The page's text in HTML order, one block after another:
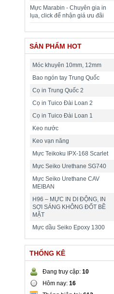
Mực Marabin - Chuyên gia in
lụa, click để nhận giá ưu đãi
SẢN PHẨM HOT
Móc khuyên 10mm, 12mm
Bao ngón tay Trung Quốc
Cọ in Trung Quốc 2
Cọ in Tuico Đài Loan 2
Cọ in Tuico Đài Loan 1
Keo nước
Keo vạn năng
Mực Teikoku IPX-168 Scarlet
Mực Seiko Urethane SG740
Mực Seiko Urethane CAV
MEIBAN
H96 – MỰC IN DI ĐỘNG, IN
SỢI SÁNG KHÔNG ĐỐT BỀ
MẶT
Mực dầu Seiko Epoxy 1300
THỐNG KÊ
Đang truy cập: 10
Hôm nay: 16